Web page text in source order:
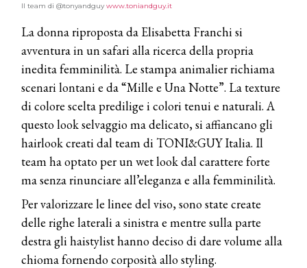
Il team di @tonyandguywww.toniandguy.it
La donna riproposta da Elisabetta Franchi si
avventura in un safari alla ricerca della propria
inedita femminilità. Le stampa animalier richiama
scenari lontani e da “Mille e Una Notte”. La texture
di colore scelta predilige i colori tenui e naturali. A
questo look selvaggio ma delicato, si affiancano gli
hairlook creati dal team di TONI&GUY Italia. Il
team ha optato per un wet look dal carattere forte
ma senza rinunciare all’eleganza e alla femminilità.
Per valorizzare le linee del viso, sono state create
delle righe laterali a sinistra e mentre sulla parte
destra gli haistylist hanno deciso di dare volume alla
chioma fornendo corposità allo styling.